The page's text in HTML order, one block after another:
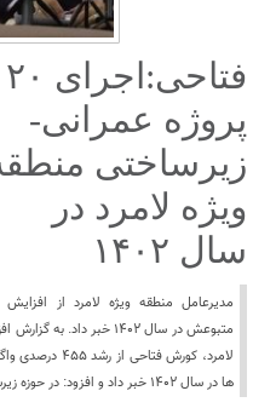
فتاحی:اجرای ٢٠
پروژه‌ عمرانی-
زیرساختی
ویژه لامرد در
سال ١۴٠٢
مدیرعامل منطقه ویژه لامرد از
متبوعش در سال ١۴٠٢ خبر
ها در سال ۱۴۰۲ خبر داد و افزود: در حوزه زیرساخت تعداد پروژه‌ها